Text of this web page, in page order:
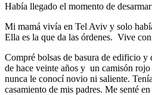
Había llegado el momento de
Mi mamá vivía en Tel Aviv y solo
Ella es la que da las órdenes. Vive
Compré bolsas de basura de edificio y
de hace veinte años y un camisón
nunca le conocí novio ni saliente.
casamiento de mis padres. Me senté